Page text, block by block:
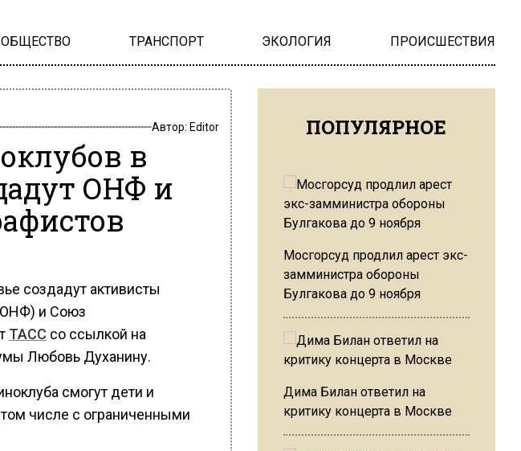
ОБЩЕСТВО ТРАНСПОРТ ЭКОЛОГИЯ ПРОИСШЕСТВИЯ
Автор: Editor
в
ОНФ и
создадут активисты
и Союз
ТАСС со ссылкой на
Любовь Духанину.
смогут дети и
том числе с ограниченными
ПОПУЛЯРНОЕ
Мосгорсуд продлил арест экс-
замминистра обороны
Булгакова до 9 ноября
Дима Билан ответил на
критику концерта в Москве